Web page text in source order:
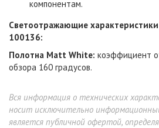
компонентам.
Светоотражающие характеристики
100136:
Полотна Matt White: коэффициент
обзора 160 градусов.
Вся информация о технических
носит исключительно
является публичной офертой,